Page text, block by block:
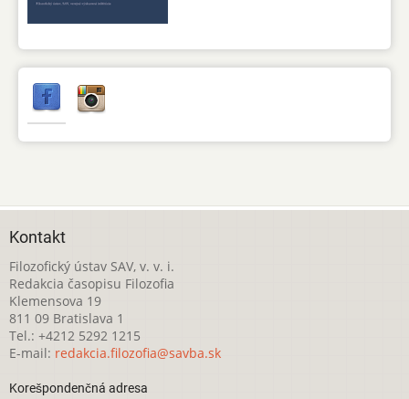
Kontakt
Filozofický ústav SAV, v. v. i.
Redakcia časopisu Filozofia
Klemensova 19
811 09 Bratislava 1
Tel.: +4212 5292 1215
E-mail: redakcia.filozofia@savba.sk
Korešpondenčná adresa